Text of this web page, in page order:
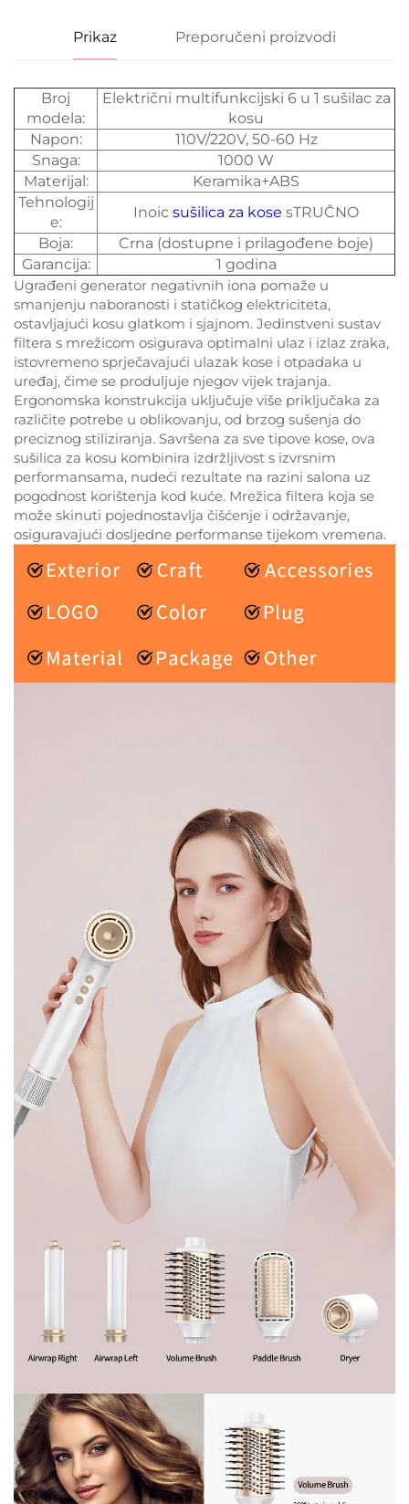
Prikaz Preporučeni proizvodi
Broj
modela:
Električni multifunkcijski 6 u 1 sušilac za
kosu
Napon:
110V/220V, 50-60 Hz
Snaga:
1000 W
Materijal:
Keramika+ABS
Tehnologij
e:
Inoic sušilica za kose sTRUČNO
Boja:
Crna (dostupne i prilagođene boje)
Garancija:
1 godina
Ugrađeni generator negativnih iona pomaže u
smanjenju naboranosti i statičkog elektriciteta,
ostavljajući kosu glatkom i sjajnom. Jedinstveni sustav
filtera s mrežicom osigurava optimalni ulaz i izlaz zraka,
istovremeno sprječavajući ulazak kose i otpadaka u
uređaj, čime se produljuje njegov vijek trajanja.
Ergonomska konstrukcija uključuje više priključaka za
različite potrebe u oblikovanju, od brzog sušenja do
preciznog stiliziranja. Savršena za sve tipove kose, ova
sušilica za kosu kombinira izdržljivost s izvrsnim
performansama, nudeći rezultate na razini salona uz
pogodnost korištenja kod kuće. Mrežica filtera koja se
može skinuti pojednostavlja čišćenje i održavanje,
osiguravajući dosljedne performanse tijekom vremena.